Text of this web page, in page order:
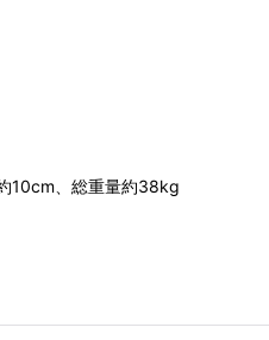
10cm、総重量約38kg